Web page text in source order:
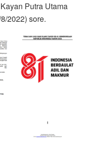
Putra Utama
2022) sore.